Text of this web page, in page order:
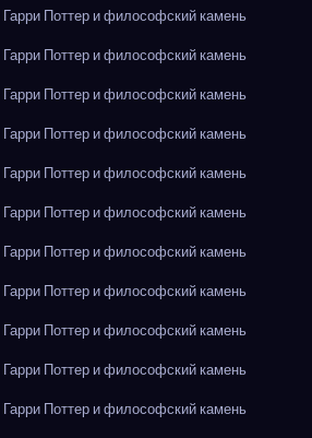
Поттер и философский камень
Поттер и философский камень
Поттер и философский камень
Поттер и философский камень
Поттер и философский камень
Поттер и философский камень
Поттер и философский камень
Поттер и философский камень
Поттер и философский камень
Поттер и философский камень
Поттер и философский камень